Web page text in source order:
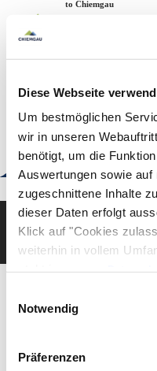
Diese Webseite
Um bestmöglichen
wir in unseren
benötigt, um die
Auswertungen sowie
zugeschnittene Inhalte
dieser Daten erfolgt
Klick auf "Cookies
weiterhin in vollem
steht in unserer
gelistet.
Notwendig
Präferenzen
Back to the home page
Welcome to Chiemgau
+49 (861) 988 231-20
Good to know
Deutsch English